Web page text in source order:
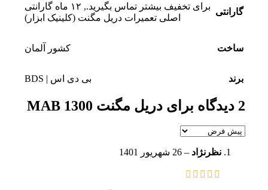
گارانتی
برای تخفیف بیشتر تماس بگیرید.,
۱۲ ماه گارانتی
اصلی تعمیرات دریل مگنت (کلینیک ابزار)
ساخت کشور آلمان
برند بی دی اس | BDS
2 دیدگاه برای دریل مگنت MAB 1300
نظرنژاد – 26 شهریور 1401